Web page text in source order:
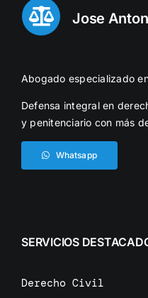
Jose
Abogado especializado
Defensa integral en
y penitenciario con más
Whatsapp
SERVICIOS
Derecho Civil